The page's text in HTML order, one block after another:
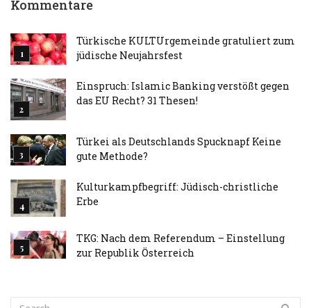
Kommentare
Türkische KULTUrgemeinde gratuliert zum
jüdische Neujahrsfest
Einspruch: Islamic Banking verstößt gegen
das EU Recht? 31 Thesen!
Türkei als Deutschlands Spucknapf Keine
gute Methode?
Kulturkampfbegriff: Jüdisch-christliche
Erbe
TKG: Nach dem Referendum – Einstellung
zur Republik Österreich